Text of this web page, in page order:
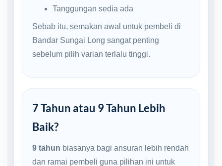
Tanggungan sedia ada
Sebab itu, semakan awal untuk pembeli di
Bandar Sungai Long sangat penting
sebelum pilih varian terlalu tinggi.
7 Tahun atau 9 Tahun Lebih
Baik?
9 tahun biasanya bagi ansuran lebih rendah
dan ramai pembeli guna pilihan ini untuk